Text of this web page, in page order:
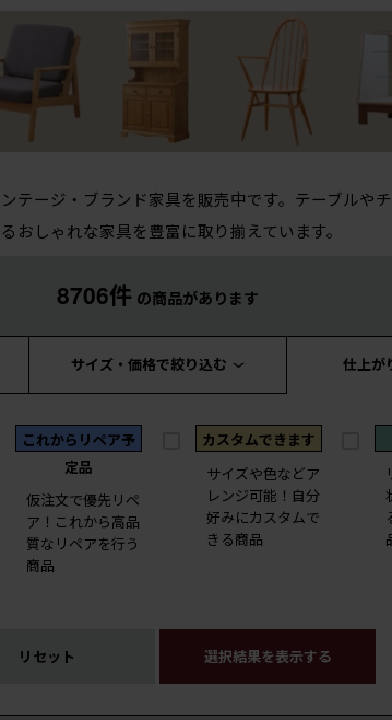
テージ・ブランド家具を販売中です。テーブルや
おしゃれな家具を豊富に取り揃えています。
8706件 の商品があります
サイズ・価格で絞り込む 仕上が
これからリペア予
定品
仮注文で優先リペ
ア！これから高品
質なリペアを行う
商品
カスタムできます
サイズや色などア
レンジ可能！自分
好みにカスタムで
きる商品
リセット 選択結果を表示する